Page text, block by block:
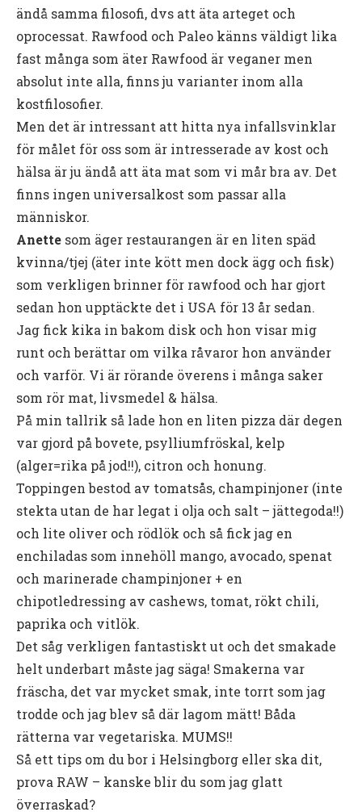
ändå samma filosofi, dvs att äta arteget och
oprocessat. Rawfood och Paleo känns väldigt lika
fast många som äter Rawfood är veganer men
absolut inte alla, finns ju varianter inom alla
kostfilosofier.
Men det är intressant att hitta nya infallsvinklar
för målet för oss som är intresserade av kost och
hälsa är ju ändå att äta mat som vi mår bra av. Det
finns ingen universalkost som passar alla
människor.
Anette som äger restaurangen är en liten späd
kvinna/tjej (äter inte kött men dock ägg och fisk)
som verkligen brinner för rawfood och har gjort
sedan hon upptäckte det i USA för 13 år sedan.
Jag fick kika in bakom disk och hon visar mig
runt och berättar om vilka råvaror hon använder
och varför. Vi är rörande överens i många saker
som rör mat, livsmedel & hälsa.
På min tallrik så lade hon en liten pizza där degen
var gjord på bovete, psylliumfröskal, kelp
(alger=rika på jod!!), citron och honung.
Toppingen bestod av tomatsås, champinjoner (inte
stekta utan de har legat i olja och salt – jättegoda!!)
och lite oliver och rödlök och så fick jag en
enchiladas som innehöll mango, avocado, spenat
och marinerade champinjoner + en
chipotledressing av cashews, tomat, rökt chili,
paprika och vitlök.
Det såg verkligen fantastiskt ut och det smakade
helt underbart måste jag säga! Smakerna var
fräscha, det var mycket smak, inte torrt som jag
trodde och jag blev så där lagom mätt! Båda
rätterna var vegetariska. MUMS!!
Så ett tips om du bor i Helsingborg eller ska dit,
prova RAW – kanske blir du som jag glatt
överraskad?